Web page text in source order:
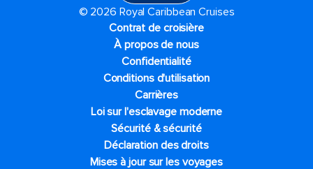
© 2026 Royal Caribbean Cruises
Contrat de croisière
À propos de nous
Confidentialité
Conditions d'utilisation
Carrières
Loi sur l'esclavage moderne
Sécurité & sécurité
Déclaration des droits
Mises à jour sur les voyages